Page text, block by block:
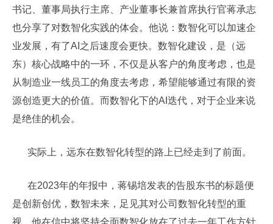
书记、董事局执行主席、产业董事长兼首席执行官蒋承志
也分享了对数智化实践的体会。他说：数智化可以加速企
业发展，有了AI之后速度会更快。数智化建设，是（远
东）核心战略中的一环，不仅是从客户的角度考虑，也是
从制造业一线员工的角度去考虑，希望能够通过有限的资
源创造更大的价值。而数智化下的AI迭代，对于企业来说
是绝佳的机会。
实际上，远东在数智化转型的路上已经走到了前面。
在2023年的年报中，蒋锡培发表的告股东书的标题便
是创新创优，数智未来，足见其对公司数智化转型的重
视。他在信中将坚持全面数智化放在了过去一年工作方针